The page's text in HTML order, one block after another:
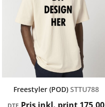
STANLEY / STELLA
Freestyler (POD) STTU788